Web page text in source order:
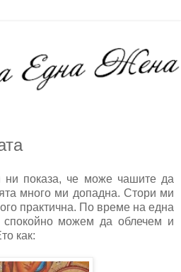
показа, че може чашите да
много ми допадна. Стори ми
практична. По време на една
спокойно можем да облечем и
как: